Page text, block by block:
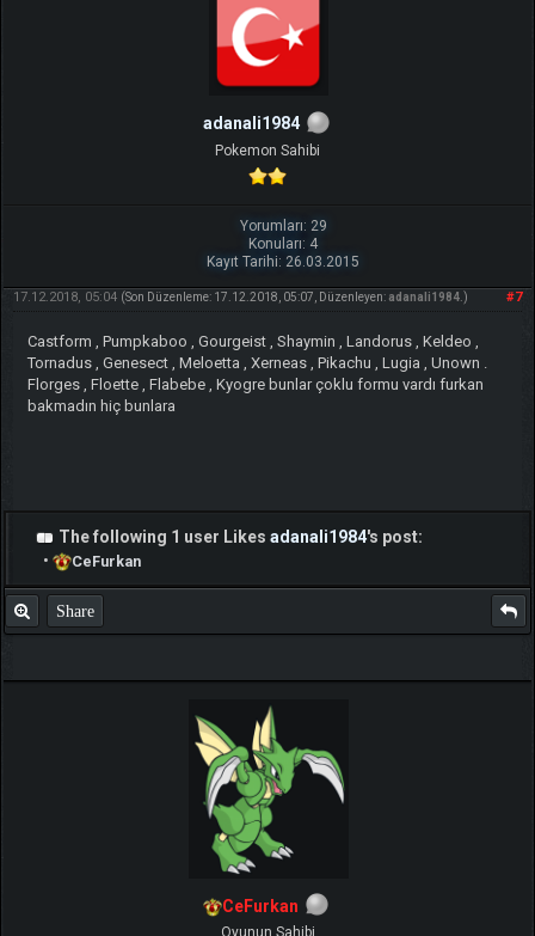
adanali1984
Pokemon Sahibi
Yorumları: 29
Konuları: 4
Kayıt Tarihi: 26.03.2015
#7
17.12.2018, 05:04 (Son Düzenleme: 17.12.2018, 05:07, Düzenleyen: adanali1984.)
Castform , Pumpkaboo , Gourgeist , Shaymin , Landorus , Keldeo ,
Tornadus , Genesect , Meloetta , Xerneas , Pikachu , Lugia , Unown .
Florges , Floette , Flabebe , Kyogre bunlar çoklu formu vardı furkan
bakmadın hiç bunlara
The following 1 user Likes adanali1984's post:
•
CeFurkan
Share
CeFurkan